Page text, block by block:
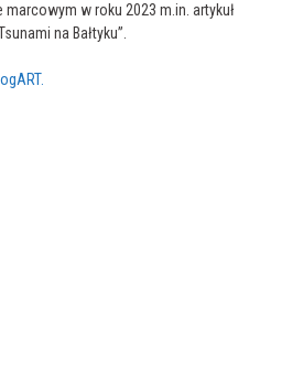
marcowym w roku 2023 m.in. artykuł
na Bałtyku”.